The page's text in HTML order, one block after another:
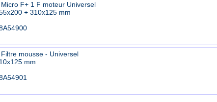
Micro F+ 1 F moteur Universel
+ 310x125 mm
Filtre mousse - Universel
mm